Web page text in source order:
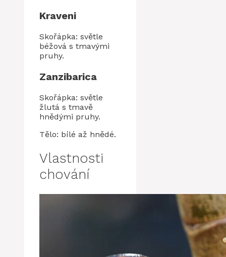
Kraveni
Skořápka: světle
béžová s tmavými
pruhy.
Zanzibarica
Skořápka: světle
žlutá s tmavě
hnědými pruhy.
Tělo: bílé až hnědé.
Vlastnosti
chování